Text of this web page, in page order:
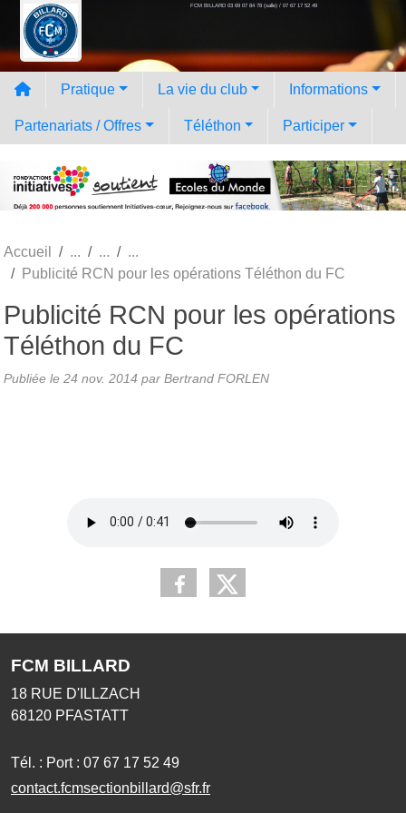
FCM BILLARD 03 69 07 84 78 (salle) / 07 67 17 52 49
Pratique La vie du club Informations
Partenariats / Offres Téléthon Participer
Accueil
Publicité RCN pour les opérations Téléthon du FC
Publicité RCN pour les opérations
Téléthon du FC
Publiée le 24 nov. 2014 par Bertrand FORLEN
FCM BILLARD
18 RUE D'ILLZACH
68120 PFASTATT
Tél. : Port : 07 67 17 52 49
contact.fcmsectionbillard@sfr.fr
Panneau de gestion des cookies